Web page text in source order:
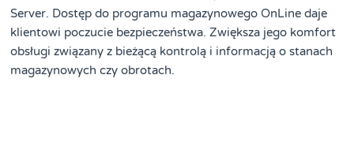
Server. Dostęp do programu magazynowego OnLine daje
klientowi poczucie bezpieczeństwa. Zwiększa jego komfort
obsługi związany z bieżącą kontrolą i informacją o stanach
magazynowych czy obrotach.